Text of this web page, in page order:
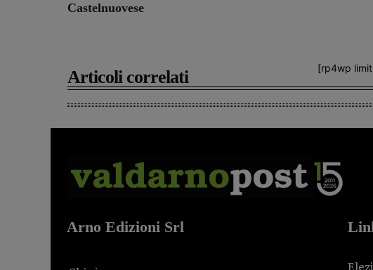
Castelnuovese
[rp4wp
Articoli correlati
Arno Edizioni Srl